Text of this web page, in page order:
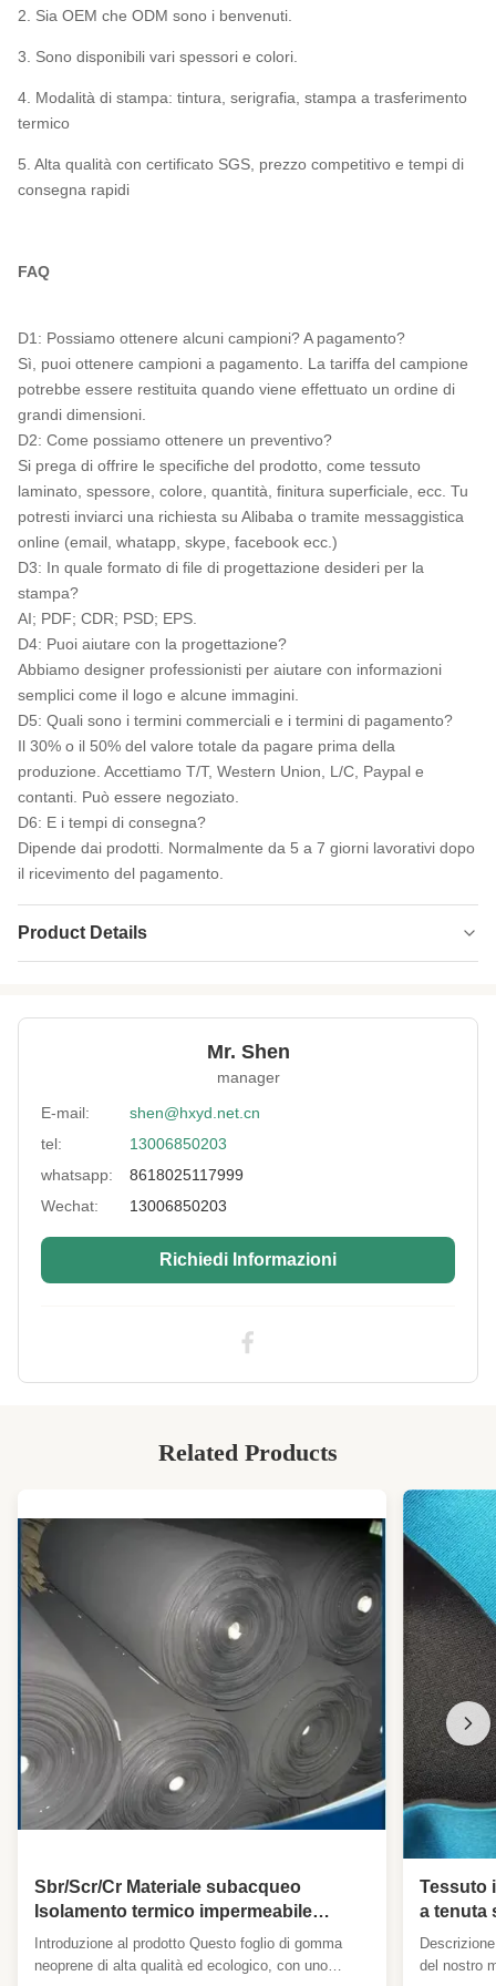
2. Sia OEM che ODM sono i benvenuti.
3. Sono disponibili vari spessori e colori.
4. Modalità di stampa: tintura, serigrafia, stampa a trasferimento
termico
5. Alta qualità con certificato SGS, prezzo competitivo e tempi di
consegna rapidi
FAQ
D1: Possiamo ottenere alcuni campioni? A pagamento?
Sì, puoi ottenere campioni a pagamento. La tariffa del campione
potrebbe essere restituita quando viene effettuato un ordine di
grandi dimensioni.
D2: Come possiamo ottenere un preventivo?
Si prega di offrire le specifiche del prodotto, come tessuto
laminato, spessore, colore, quantità, finitura superficiale, ecc. Tu
potresti inviarci una richiesta su Alibaba o tramite messaggistica
online (email, whatapp, skype, facebook ecc.)
D3: In quale formato di file di progettazione desideri per la
stampa?
AI; PDF; CDR; PSD; EPS.
D4: Puoi aiutare con la progettazione?
Abbiamo designer professionisti per aiutare con informazioni
semplici come il logo e alcune immagini.
D5: Quali sono i termini commerciali e i termini di pagamento?
Il 30% o il 50% del valore totale da pagare prima della
produzione. Accettiamo T/T, Western Union, L/C, Paypal e
contanti. Può essere negoziato.
D6: E i tempi di consegna?
Dipende dai prodotti. Normalmente da 5 a 7 giorni lavorativi dopo
il ricevimento del pagamento.
Product Details
SBR/SCR/CR
Printing: Sublimazione
Fabric Colour: VARIE
High Light:
Tessuto in neoprene goffrato antiurto
Tessuto in neoprene traspirante ODM
Mr. Shen
manager
E-mail:
shen@hxyd.net.cn
tel:
13006850203
whatsapp:
8618025117999
Wechat:
13006850203
Richiedi Informazioni
Related Products
Sbr/Scr/Cr Materiale subacqueo
Isolamento termico impermeabile
Tessuti per attrezzature sportive
Materiali per attrezzature protettive
Introduzione al prodotto Questo foglio di gomma
neoprene di alta qualità ed ecologico, con uno
Tessuto
a tenuta
facile da
del nostro